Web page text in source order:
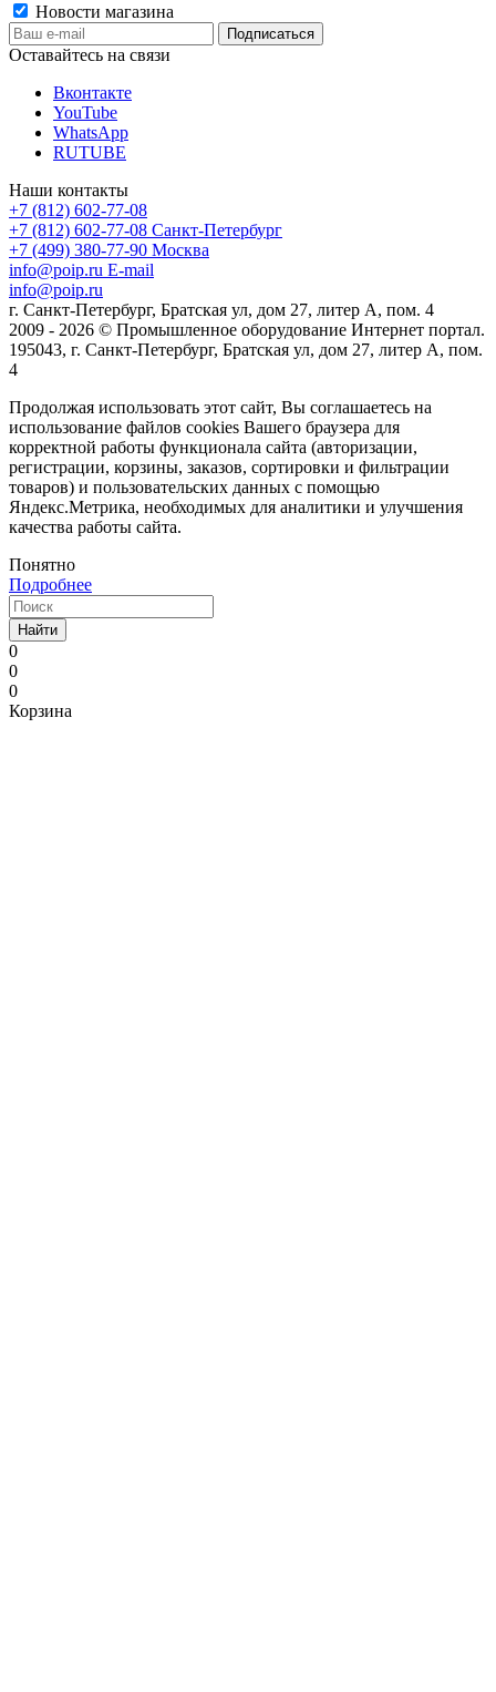
Новости магазина
Оставайтесь на связи
Вконтакте
YouTube
WhatsApp
RUTUBE
Наши контакты
+7 (812) 602-77-08
+7 (812) 602-77-08 Санкт-Петербург
+7 (499) 380-77-90 Москва
info@poip.ru E-mail
info@poip.ru
г. Санкт-Петербург, Братская ул, дом 27, литер А, пом. 4
2009 - 2026 © Промышленное оборудование Интернет портал.
195043, г. Санкт-Петербург, Братская ул, дом 27, литер А, пом.
4
Продолжая использовать этот сайт, Вы соглашаетесь на
использование файлов cookies Вашего браузера для
корректной работы функционала сайта (авторизации,
регистрации, корзины, заказов, сортировки и фильтрации
товаров) и пользовательских данных с помощью
Яндекс.Метрика, необходимых для аналитики и улучшения
качества работы сайта.
Понятно
Подробнее
Найти
0
0
0
Корзина